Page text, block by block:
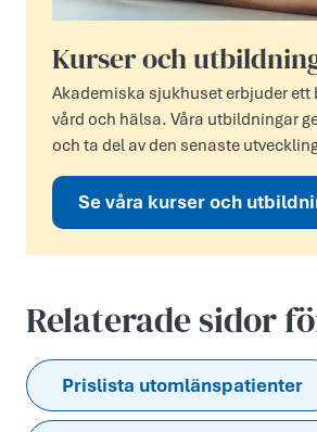
Kurser och
Akademiska sjukhuset erbjuder
vård och hälsa. Våra utbildningar
och ta del av den senaste
Se våra kurser och
Relaterade sidor
Prislista utomlänspatienter